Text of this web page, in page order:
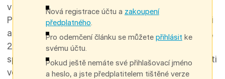
v článku „Projekt Cards a knihovnicko-informační
Platforma nové generace“ seznámili s motivací, cíli
a koncepcí systémového projektu CARDS (OP JAK,
2023–2028). Jeho cílem je vytvořit novou
společnou infrastrukturu a efektivní služby v oblasti
vědeckých a akademických knihoven. Dnes se
Nová registrace účtu a zakoupení
předplatného
Pro odemčení článku se můžete přihlásit ke
svému účtu.
Pokud ještě nemáte své přihlašovací jméno
a heslo, a jste předplatitelem tištěné verze